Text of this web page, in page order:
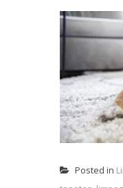
Posted in